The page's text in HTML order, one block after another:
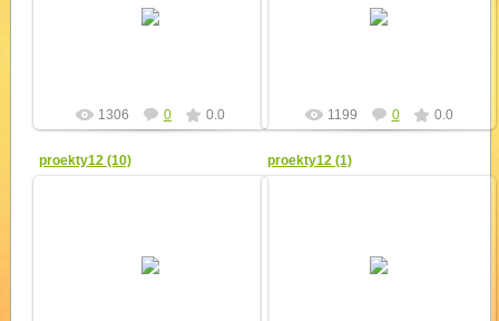
1306 0 0.0 1199 0 0.0
proekty12 (10) proekty12 (1)